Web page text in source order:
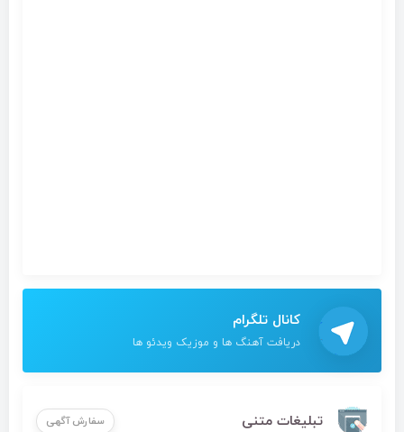
کانال تلگرام
دریافت آهنگ ها و موزیک ویدئو ها
تبلیغات متنی سفارش آگهی